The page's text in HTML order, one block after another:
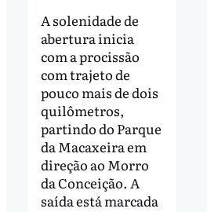
A solenidade de
abertura inicia
com a procissão
com trajeto de
pouco mais de dois
quilômetros,
partindo do Parque
da Macaxeira em
direção ao Morro
da Conceição. A
saída está marcada